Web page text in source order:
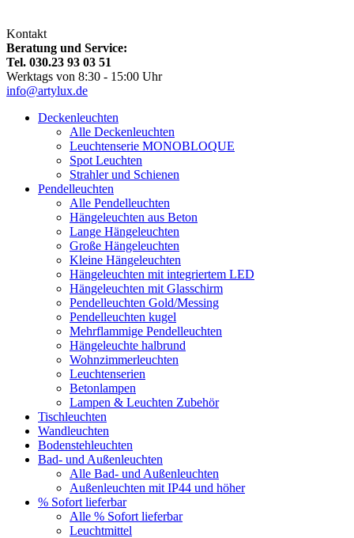
Kontakt
Beratung und Service:
Tel. 030.23 93 03 51
Werktags von 8:30 - 15:00 Uhr
info@artylux.de
Deckenleuchten
Alle Deckenleuchten
Leuchtenserie MONOBLOQUE
Spot Leuchten
Strahler und Schienen
Pendelleuchten
Alle Pendelleuchten
Hängeleuchten aus Beton
Lange Hängeleuchten
Große Hängeleuchten
Kleine Hängeleuchten
Hängeleuchten mit integriertem LED
Hängeleuchten mit Glasschirm
Pendelleuchten Gold/Messing
Pendelleuchten kugel
Mehrflammige Pendelleuchten
Hängeleuchte halbrund
Wohnzimmerleuchten
Leuchtenserien
Betonlampen
Lampen & Leuchten Zubehör
Tischleuchten
Wandleuchten
Bodenstehleuchten
Bad- und Außenleuchten
Alle Bad- und Außenleuchten
Außenleuchten mit IP44 und höher
% Sofort lieferbar
Alle % Sofort lieferbar
Leuchtmittel